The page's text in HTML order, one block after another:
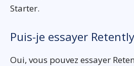
Starter.
Puis-je essayer
Oui, vous pouvez essayer